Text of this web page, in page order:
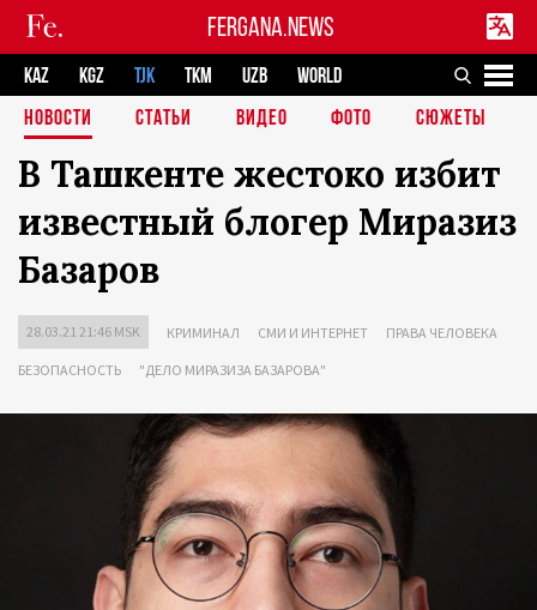
FERGANA.NEWS
KAZ KGZ TJK TKM UZB
WORLD
НОВОСТИ
СТАТЬИ ВИДЕО ФОТО СЮЖЕТЫ
В Ташкенте жестоко избит
известный блогер Миразиз
Базаров
28.03.21 21:46 MSK КРИМИНАЛ СМИ И ИНТЕРНЕТ ПРАВА ЧЕЛОВЕКА
БЕЗОПАСНОСТЬ "ДЕЛО МИРАЗИЗА БАЗАРОВА"